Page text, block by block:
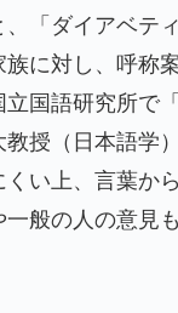
「ダイアベテ
に対し、呼称
国語研究所で
授（日本語学
い上、言葉か
般の人の意見